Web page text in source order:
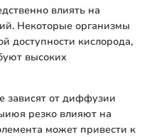
влиять на
Некоторые организмы
доступности кислорода,
высоких
зависят от диффузии
резко влияют на
может привести к